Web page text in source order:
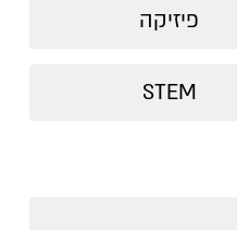
פיזיקה
STEM